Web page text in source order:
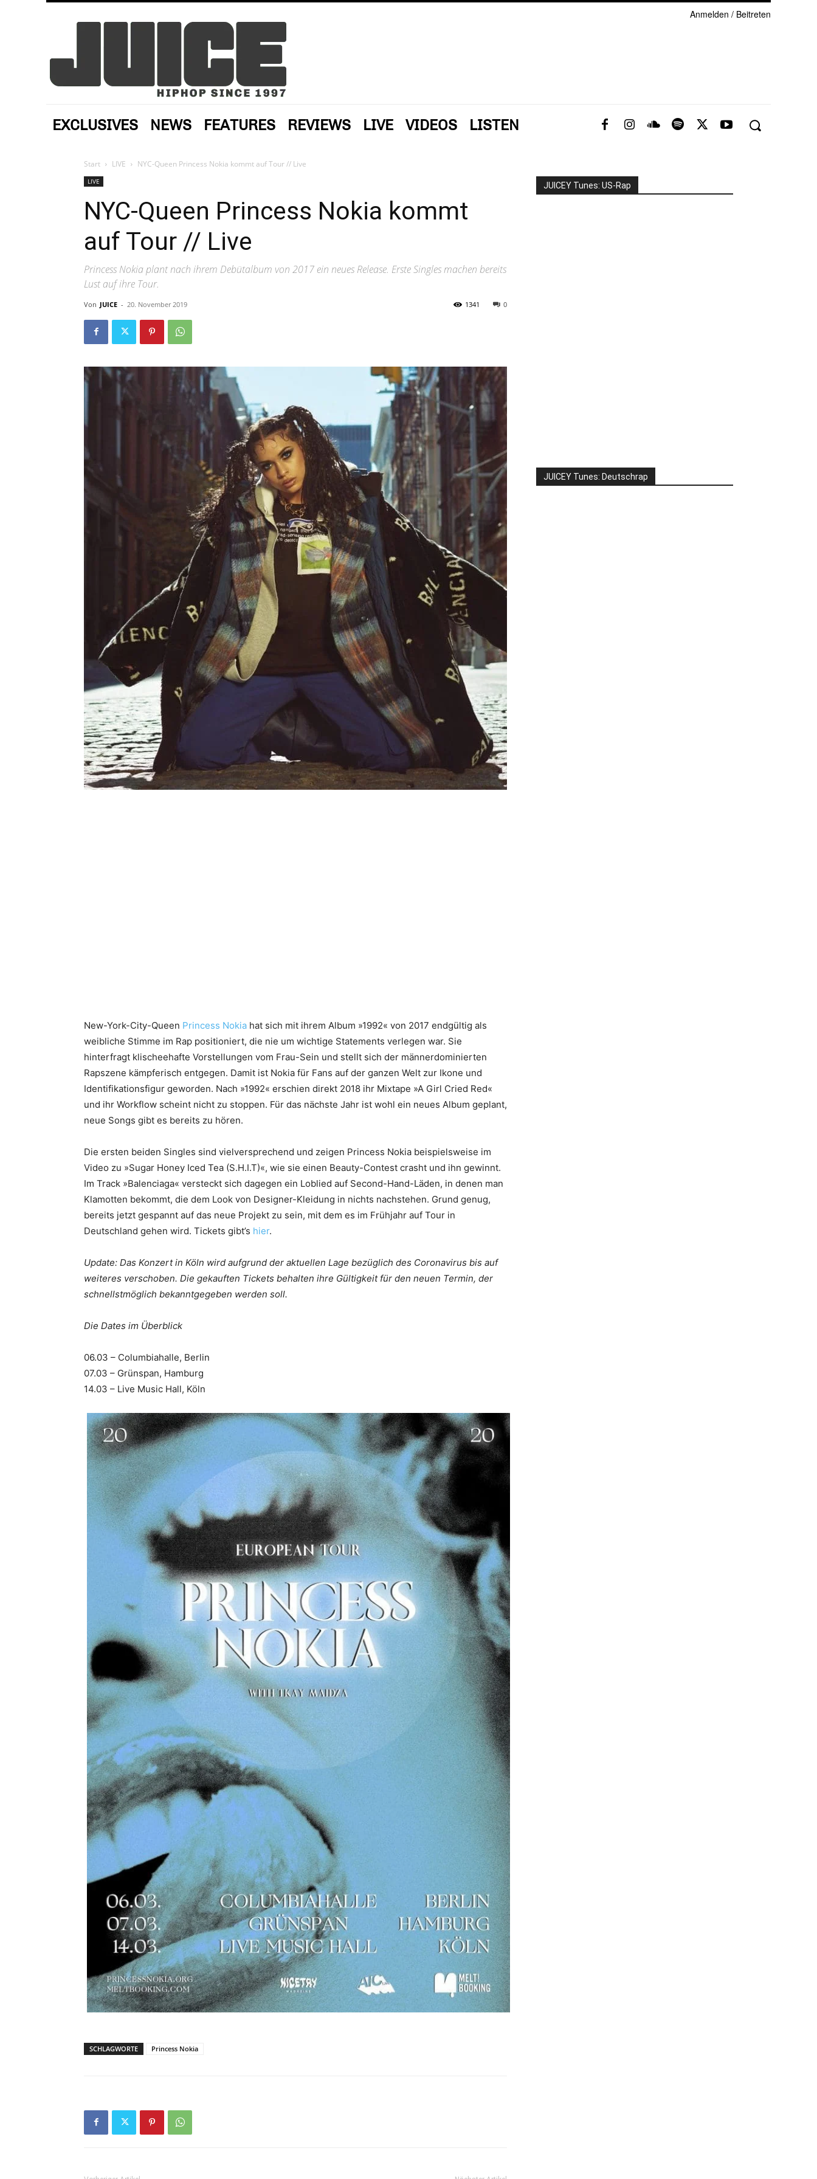
Anmelden / Beitreten
EXCLUSIVES NEWS FEATURES REVIEWS LIVE VIDEOS LISTEN
Start LIVE NYC-Queen Princess Nokia kommt auf Tour // Live
LIVE
NYC-Queen Princess Nokia kommt
auf Tour // Live
Princess Nokia plant nach ihrem Debütalbum von 2017 ein neues Release. Erste Singles machen bereits
Lust auf ihre Tour.
Von JUICE - 20. November 2019 0
1341
New-York-City-Queen Princess Nokia hat sich mit ihrem Album »1992« von 2017 endgültig als
weibliche Stimme im Rap positioniert, die nie um wichtige Statements verlegen war. Sie
hinterfragt klischeehafte Vorstellungen vom Frau-Sein und stellt sich der männerdominierten
Rapszene kämpferisch entgegen. Damit ist Nokia für Fans auf der ganzen Welt zur Ikone und
Identifikationsfigur geworden. Nach »1992« erschien direkt 2018 ihr Mixtape »A Girl Cried Red«
und ihr Workflow scheint nicht zu stoppen. Für das nächste Jahr ist wohl ein neues Album geplant,
neue Songs gibt es bereits zu hören.
Die ersten beiden Singles sind vielversprechend und zeigen Princess Nokia beispielsweise im
Video zu »Sugar Honey Iced Tea (S.H.I.T)«, wie sie einen Beauty-Contest crasht und ihn gewinnt.
Im Track »Balenciaga« versteckt sich dagegen ein Loblied auf Second-Hand-Läden, in denen man
Klamotten bekommt, die dem Look von Designer-Kleidung in nichts nachstehen. Grund genug,
bereits jetzt gespannt auf das neue Projekt zu sein, mit dem es im Frühjahr auf Tour in
Deutschland gehen wird. Tickets gibt’s hier.
Update: Das Konzert in Köln wird aufgrund der aktuellen Lage bezüglich des Coronavirus bis auf
weiteres verschoben. Die gekauften Tickets behalten ihre Gültigkeit für den neuen Termin, der
schnellstmöglich bekanntgegeben werden soll.
Die Dates im Überblick
06.03 – Columbiahalle, Berlin
07.03 – Grünspan, Hamburg
14.03 – Live Music Hall, Köln
SCHLAGWORTE Princess Nokia
JUICEY Tunes: US-Rap
JUICEY Tunes: Deutschrap